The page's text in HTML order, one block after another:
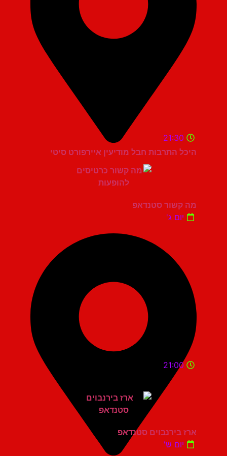
היכל התרבות חבל מודיעין איירפורט סיטי
21:30
מה קשור סטנדאפ
יום ג'
21:00
ארז בירנבוים סטנדאפ
יום ש'